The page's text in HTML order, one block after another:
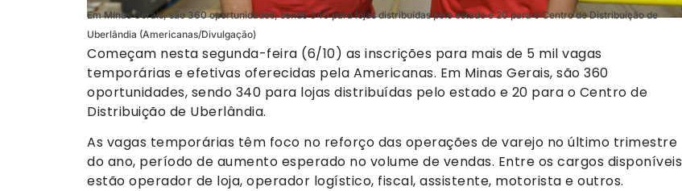
Em Minas Gerais, são 360 oportunidades, sendo 340 para lojas distribuídas pelo estado e 20 para o Centro de Distribuição de
Uberlândia (Americanas/Divulgação)
Começam nesta segunda-feira (6/10) as inscrições para mais de 5 mil vagas
temporárias e efetivas oferecidas pela Americanas. Em Minas Gerais, são 360
oportunidades, sendo 340 para lojas distribuídas pelo estado e 20 para o Centro de
Distribuição de Uberlândia.
As vagas temporárias têm foco no reforço das operações de varejo no último trimestre
do ano, período de aumento esperado no volume de vendas. Entre os cargos disponíveis
estão operador de loja, operador logístico, fiscal, assistente, motorista e outros.